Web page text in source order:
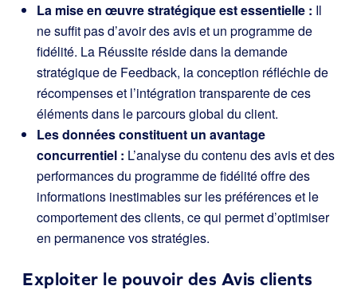
La mise en œuvre stratégique est essentielle : Il
ne suffit pas d’avoir des avis et un programme de
fidélité. La Réussite réside dans la demande
stratégique de Feedback, la conception réfléchie de
récompenses et l’intégration transparente de ces
éléments dans le parcours global du client.
Les données constituent un avantage
concurrentiel : L’analyse du contenu des avis et des
performances du programme de fidélité offre des
informations inestimables sur les préférences et le
comportement des clients, ce qui permet d’optimiser
en permanence vos stratégies.
Exploiter le pouvoir des Avis clients